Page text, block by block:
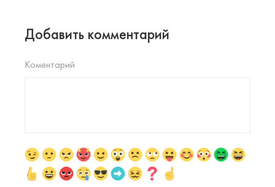
Добавить комментарий
Коментарий